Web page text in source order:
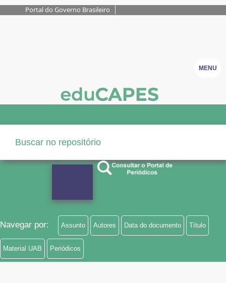
Portal do Governo Brasileiro
MENU
Navegar por: Assunto Autores Data do documento Título
Material UAB Periódicos